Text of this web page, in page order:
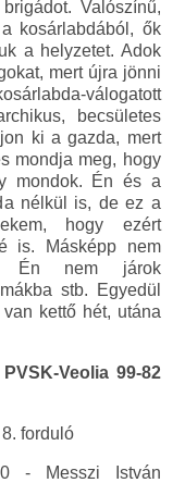
Valószínű,
kosárlabdából, ők
a helyzetet. Adok
mert újra jönni
válogatott
becsületes
ki a gazda, mert
mondja meg, hogy
mondok. Én és a
nélkül is, de ez a
hogy ezért
is. Másképp nem
Én nem járok
stb. Egyedül
kettő hét, utána
Veolia 99-82
forduló
- Messzi István